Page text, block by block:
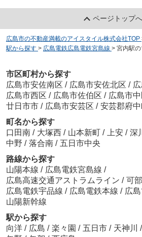
ページトップへ
広島市の不動産満載のアイスタイル株式会社TOP
駅から探す > 広島電鉄広島電鉄宮島線 > 宮内駅
市区町村から探す
広島市安佐南区 / 広島市安佐北区 /
広島市西区 / 広島市佐伯区 / 広島市
廿日市市 / 広島市安芸区 / 安芸郡府
町名から探す
口田南 / 大塚西 / 山本新町 / 上安 / 深
中野 / 落合南 / 五日市中央
路線から探す
山陽本線 / 広島電鉄宮島線 /
広島高速交通アストラムライン / 可
広島電鉄宇品線 / 広島電鉄本線 / 広
山陽新幹線
駅から探す
向洋 / 広島 / 楽々園 / 五日市 / 天神川 /